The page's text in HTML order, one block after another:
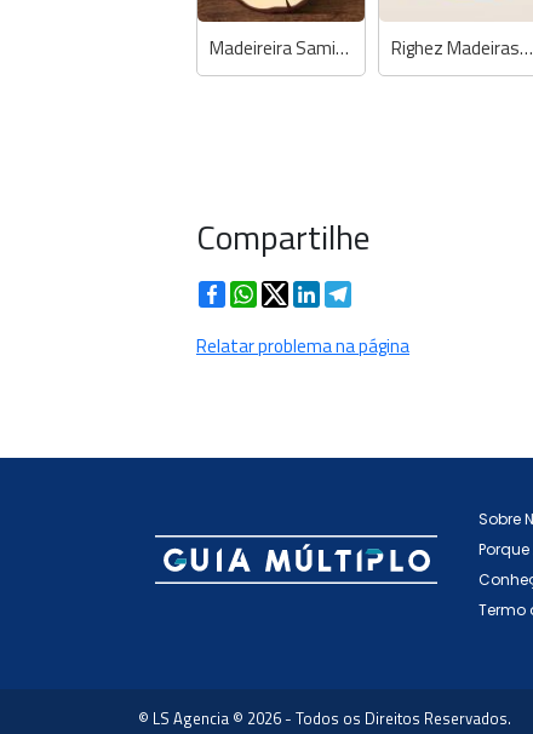
Madeireira Samistraro Righez Madeiras e Transportadora
Compartilhe
FacebookWhatsApp
TwitterLinkedIn
Relatar problema na página
Sobre
Termo
© LS Agencia © 2026 - Todos os Direitos Reservados.